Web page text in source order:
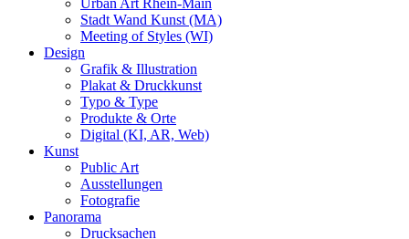
Urban Art Rhein-Main
Stadt Wand Kunst (MA)
Meeting of Styles (WI)
Design
Grafik & Illustration
Plakat & Druckkunst
Typo & Type
Produkte & Orte
Digital (KI, AR, Web)
Kunst
Public Art
Ausstellungen
Fotografie
Panorama
Drucksachen